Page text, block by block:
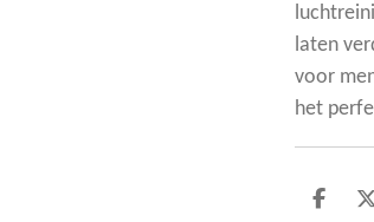
laten
voor
het
D